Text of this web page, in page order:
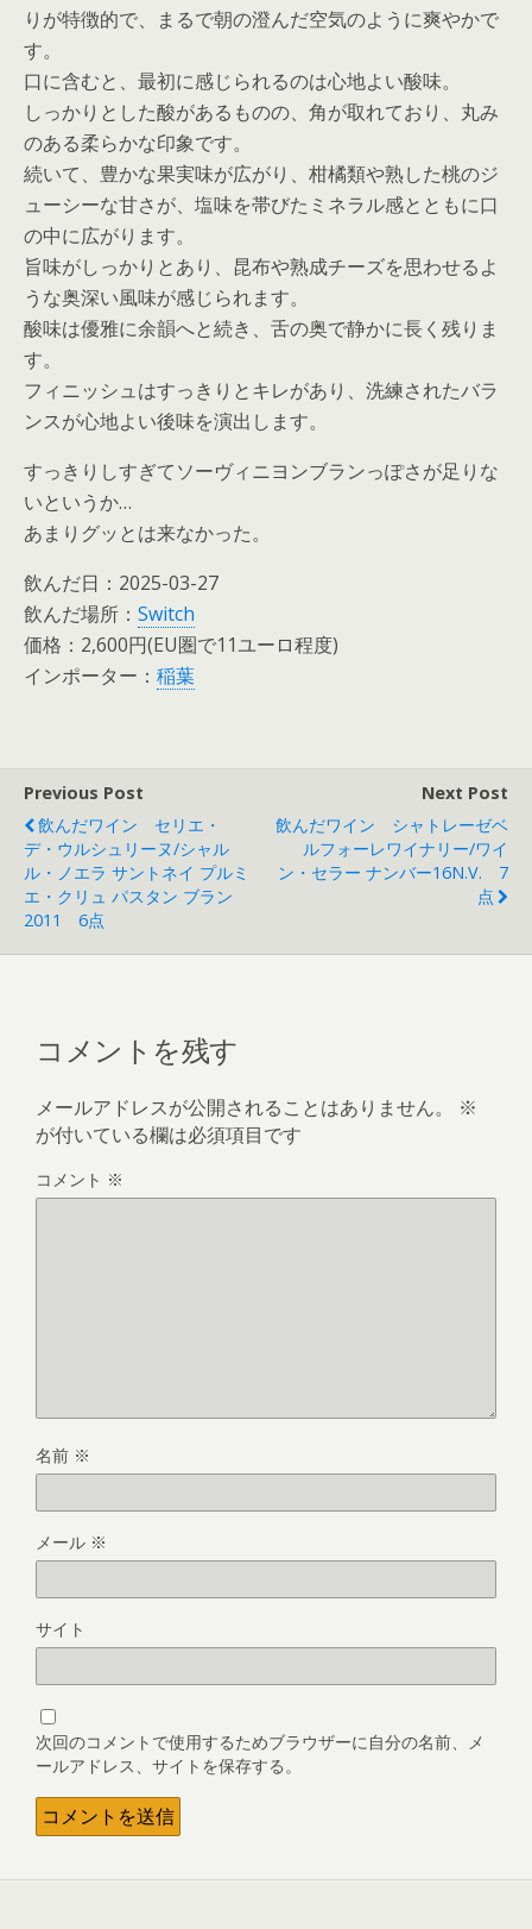
りが特徴的で、まるで朝の澄んだ空気のように爽やかで
す。
口に含むと、最初に感じられるのは心地よい酸味。
しっかりとした酸があるものの、角が取れており、丸み
のある柔らかな印象です。
続いて、豊かな果実味が広がり、柑橘類や熟した桃のジ
ューシーな甘さが、塩味を帯びたミネラル感とともに口
の中に広がります。
旨味がしっかりとあり、昆布や熟成チーズを思わせるよ
うな奥深い風味が感じられます。
酸味は優雅に余韻へと続き、舌の奥で静かに長く残りま
す。
フィニッシュはすっきりとキレがあり、洗練されたバラ
ンスが心地よい後味を演出します。
すっきりしすぎてソーヴィニヨンブランっぽさが足りな
いというか…
あまりグッとは来なかった。
飲んだ日：2025-03-27
飲んだ場所： Switch
価格：2,600円(EU圏で11ユーロ程度)
インポーター： 稲葉
Previous Post
飲んだワイン セリエ・
デ・ウルシュリーヌ/シャル
ル・ノエラ サントネイ プルミ
エ・クリュ パスタン ブラン
2011 6点
Next Post
飲んだワイン シャトレーゼベ
ルフォーレワイナリー/ワイ
ン・セラー ナンバー16N.V. 7
点
コメントを残す
メールアドレスが公開されることはありません。
※
が付いている欄は必須項目です
コメント ※
名前 ※
メール ※
サイト
次回のコメントで使用するためブラウザーに自分の名前、メ
ールアドレス、サイトを保存する。